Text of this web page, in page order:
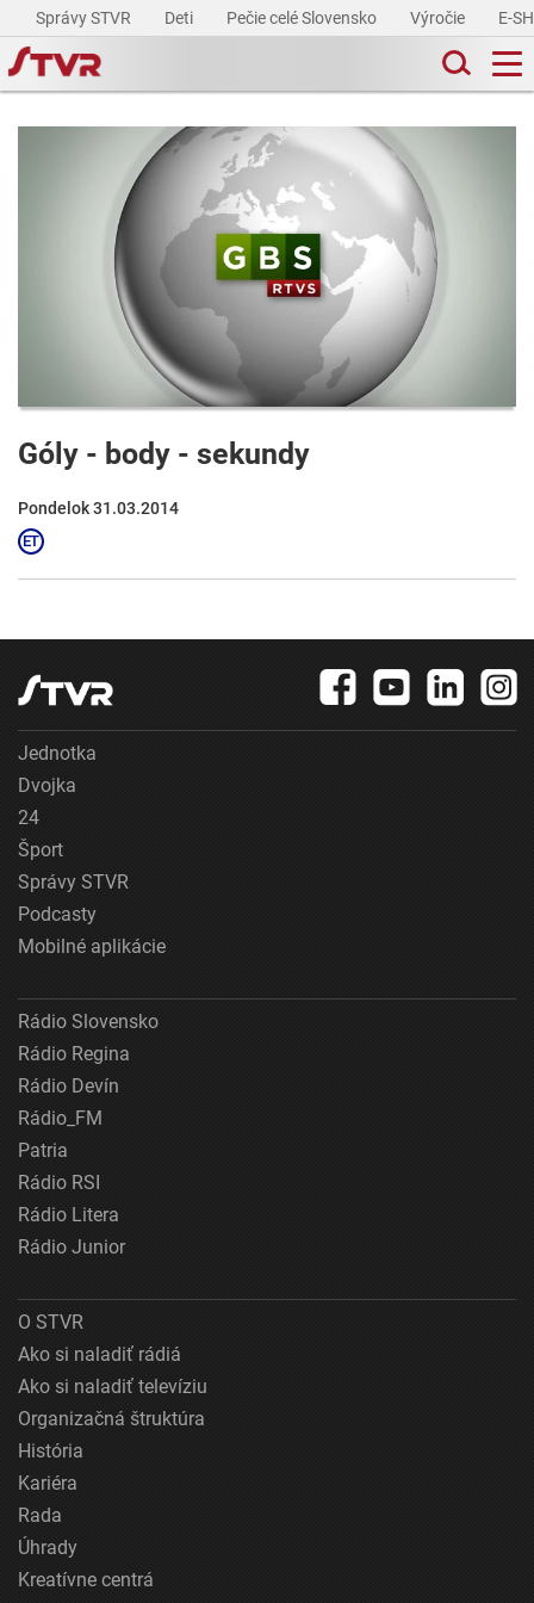
Správy STVR Deti Pečie celé Slovensko Výročie E-
Góly - body - sekundy
Pondelok 31.03.2014
Jednotka
Dvojka
24
Šport
Správy STVR
Podcasty
Mobilné aplikácie
Rádio Slovensko
Rádio Regina
Rádio Devín
Rádio_FM
Patria
Rádio RSI
Rádio Litera
Rádio Junior
O STVR
Ako si naladiť rádiá
Ako si naladiť televíziu
Organizačná štruktúra
História
Kariéra
Rada
Úhrady
Kreatívne centrá